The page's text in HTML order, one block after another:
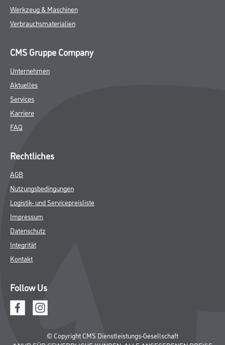
Werkzeug & Maschinen
Verbrauchsmaterialien
CMS Gruppe Company
Unternehmen
Aktuelles
Services
Karriere
FAQ
Rechtliches
AGB
Nutzungsbedingungen
Logistik- und Servicepreisliste
Impressum
Datenschutz
Integrität
Kontakt
Follow Us
© Copyright CMS Dienstleistungs-Gesellschaft